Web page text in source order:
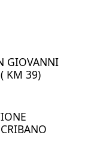
GIOVANNI
KM 39)